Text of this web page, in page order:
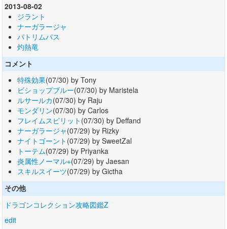
2013-08-02
ジラント
ナーガラージャ
パトリムパス
灼熱竜
コメント
特殊効果(07/30) by Tony
ビショップブルー(07/30) by Maristela
ルサールカ(07/30) by Raju
モンダリン(07/30) by Carlos
フレイムスピリット (07/30) by Deffand
ナーガラージャ(07/29) by Rizky
ナイトゴーント (07/29) by SweetZal
トーテム(07/29) by Priyanka
炎属性ノーマル+(07/29) by Jaesan
スキルスイーツ(07/29) by Gictha
その他
ドラゴンコレクション攻略図鑑Z
edit